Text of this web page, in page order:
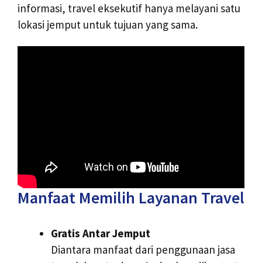
informasi, travel eksekutif hanya melayani satu
lokasi jemput untuk tujuan yang sama.
Manfaat Memilih Layanan Travel
Gratis Antar Jemput
Diantara manfaat dari penggunaan jasa